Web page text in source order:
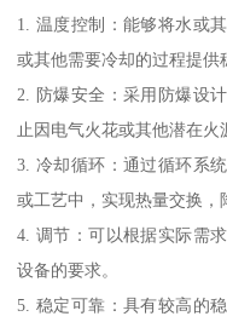
1. 温度控制：能够将水或
或其他需要冷却的过程提供
2. 防爆安全：采用防爆设
止因电气火花或其他潜在火
3. 冷却循环：通过循环系
或工艺中，实现热量交换，
4. 调节：可以根据实际需
设备的要求。
5. 稳定可靠：具有较高的